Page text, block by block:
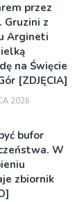
przez
Gruzini z
Argineti
na Święcie
[ZDJĘCIA]
2026
bufor
W
zbiornik